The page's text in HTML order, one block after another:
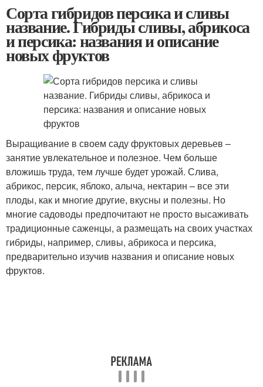
Сорта гибридов персика и сливы
название. Гибриды сливы, абрикоса
и персика: названия и описание
новых фруктов
Выращивание в своем саду фруктовых деревьев –
занятие увлекательное и полезное. Чем больше
вложишь труда, тем лучше будет урожай. Слива,
абрикос, персик, яблоко, алыча, нектарин – все эти
плоды, как и многие другие, вкусны и полезны. Но
многие садоводы предпочитают не просто высаживать
традиционные саженцы, а размещать на своих участках
гибриды, например, сливы, абрикоса и персика,
предварительно изучив названия и описание новых
фруктов.